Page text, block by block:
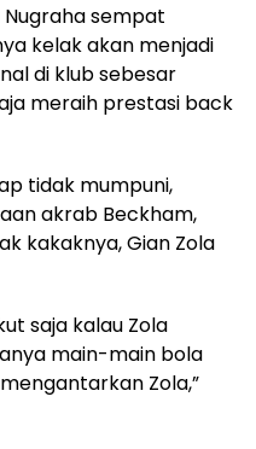
Nugraha sempat
kelak akan menjadi
di klub sebesar
meraih prestasi back
tidak mumpuni,
akrab Beckham,
kakaknya, Gian Zola
saja kalau Zola
main-main bola
Zola,”